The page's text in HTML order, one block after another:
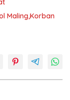
Maling,Korban